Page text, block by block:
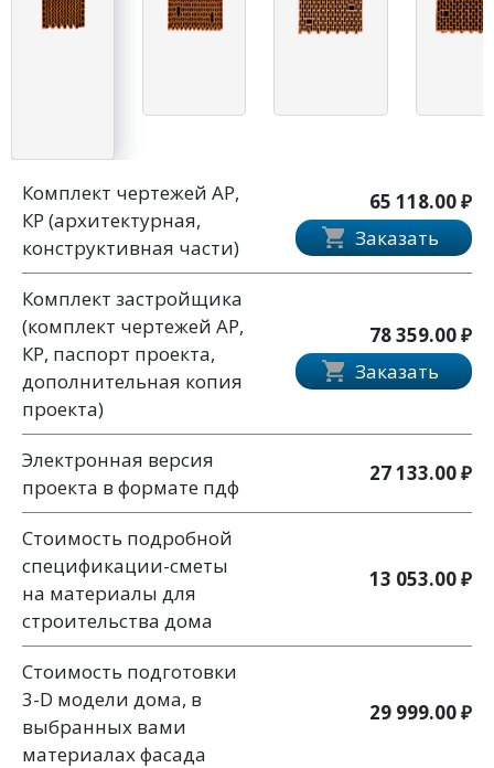
Комплект чертежей АР,
КР (архитектурная,
конструктивная части)
65 118.00 ₽
Заказать
Комплект застройщика
(комплект чертежей АР,
КР, паспорт проекта,
дополнительная копия
проекта)
78 359.00 ₽
Заказать
Электронная версия
проекта в формате пдф
27 133.00 ₽
Стоимость подробной
спецификации-сметы
на материалы для
строительства дома
13 053.00 ₽
Стоимость подготовки
3-D модели дома, в
выбранных вами
материалах фасада
29 999.00 ₽